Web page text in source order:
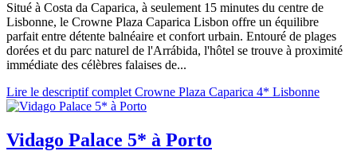
Situé à Costa da Caparica, à seulement 15 minutes du centre de
Lisbonne, le Crowne Plaza Caparica Lisbon offre un équilibre
parfait entre détente balnéaire et confort urbain. Entouré de plages
dorées et du parc naturel de l'Arrábida, l'hôtel se trouve à proximité
immédiate des célèbres falaises de...
Lire le descriptif complet Crowne Plaza Caparica 4* Lisbonne
Vidago Palace 5* à Porto